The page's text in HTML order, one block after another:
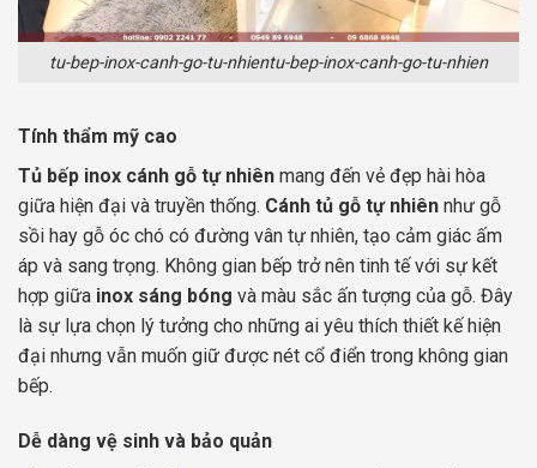
tu-bep-inox-canh-go-tu-nhientu-bep-inox-canh-go-tu-nhien
Tính thẩm mỹ cao
Tủ bếp inox cánh gỗ tự nhiên mang đến vẻ đẹp hài hòa
giữa hiện đại và truyền thống. Cánh tủ gỗ tự nhiên như gỗ
sồi hay gỗ óc chó có đường vân tự nhiên, tạo cảm giác ấm
áp và sang trọng. Không gian bếp trở nên tinh tế với sự kết
hợp giữa inox sáng bóng và màu sắc ấn tượng của gỗ. Đây
là sự lựa chọn lý tưởng cho những ai yêu thích thiết kế hiện
đại nhưng vẫn muốn giữ được nét cổ điển trong không gian
bếp.
Dễ dàng vệ sinh và bảo quản